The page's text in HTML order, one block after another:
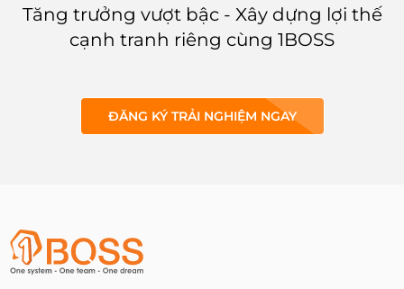
Tăng trưởng vượt bậc - Xây dựng lợi thế
cạnh tranh riêng cùng 1BOSS
ĐĂNG KÝ TRẢI NGHIỆM NGAY